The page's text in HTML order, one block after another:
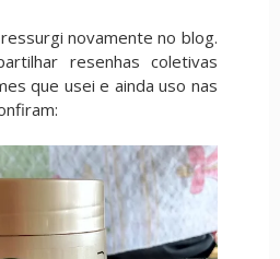
novamente no blog.
resenhas coletivas
que usei e ainda uso nas